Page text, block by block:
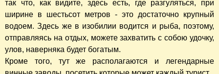
так что, как видите, здесь есть, где разгуляться, при
ширине в шестьсот метров - это достаточно крупный
водоем. Здесь же в изобилии водится и рыба, поэтому,
отправляясь на отдых, можете захватить с собою удочку,
улов, наверняка будет богатым.
Кроме того, тут же располагаются и легендарные